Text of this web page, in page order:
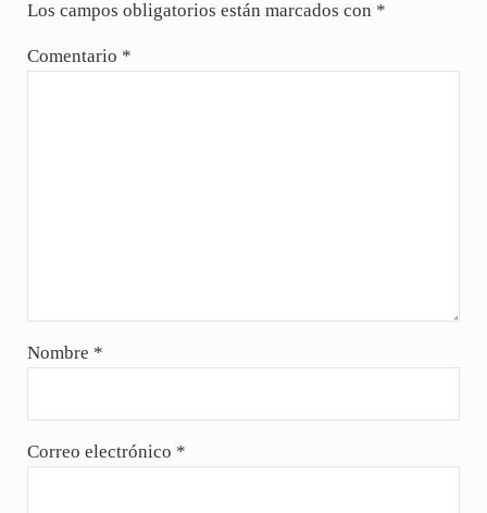
Los campos obligatorios están marcados con *
Comentario *
Nombre *
Correo electrónico *